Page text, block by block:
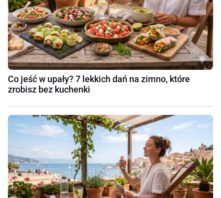
Co jeść w upały? 7 lekkich dań na zimno, które
zrobisz bez kuchenki